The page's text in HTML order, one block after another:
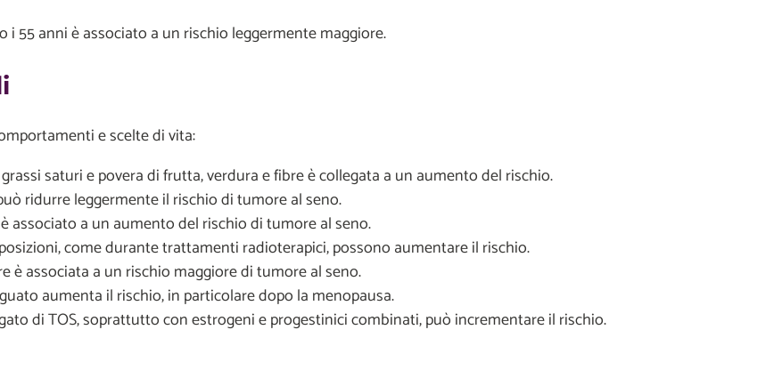
i 55 anni è associato a un rischio leggermente maggiore.
e scelte di vita:
saturi e povera di frutta, verdura e fibre è collegata a un aumento del rischio.
ridurre leggermente il rischio di tumore al seno.
associato a un aumento del rischio di tumore al seno.
come durante trattamenti radioterapici, possono aumentare il rischio.
è associata a un rischio maggiore di tumore al seno.
aumenta il rischio, in particolare dopo la menopausa.
di TOS, soprattutto con estrogeni e progestinici combinati, può incrementare il rischio.